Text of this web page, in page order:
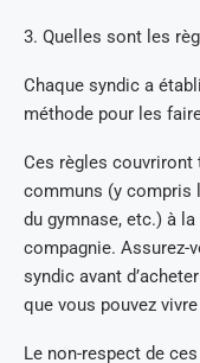
3. Quelles sont les
Chaque syndic a
méthode pour les
Ces règles couvriront
communs (y compris
du gymnase, etc.) à
compagnie. Assurez-
syndic avant
que vous pouvez
Le non-respect de